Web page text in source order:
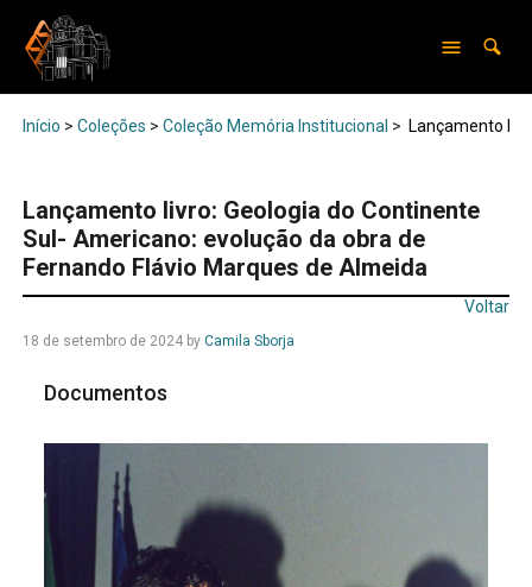
Início > Coleções > Coleção Memória Institucional > Lançamento
Lançamento livro: Geologia do Continente
Sul- Americano: evolução da obra de
Fernando Flávio Marques de Almeida
Voltar
18 de setembro de 2024by Camila Sborja
Documentos